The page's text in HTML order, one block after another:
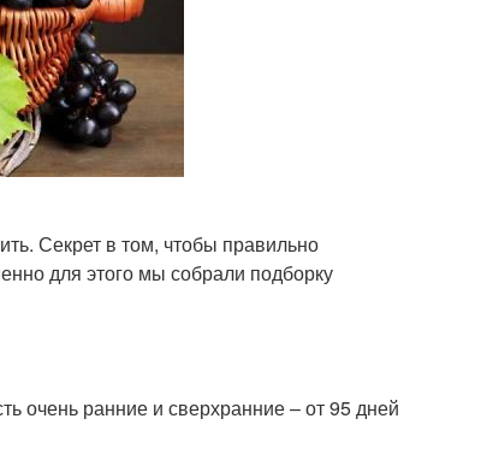
Секрет в том, чтобы правильно
для этого мы собрали подборку
очень ранние и сверхранние – от 95 дней